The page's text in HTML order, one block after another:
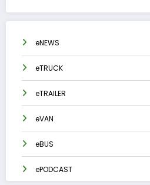
eNEWS
eTRUCK
eTRAILER
eVAN
eBUS
ePODCAST